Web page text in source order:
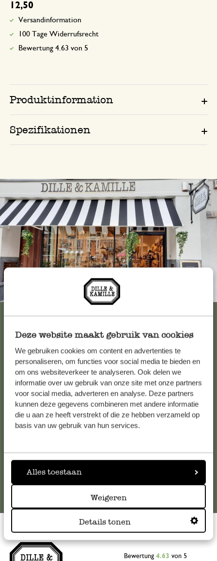
Deze website maakt gebruik van cookies
We gebruiken cookies om content en advertenties te
personaliseren, om functies voor social media te bieden en
om ons websiteverkeer te analyseren. Ook delen we
informatie over uw gebruik van onze site met onze partners
voor social media, adverteren en analyse. Deze partners
kunnen deze gegevens combineren met andere informatie
die u aan ze heeft verstrekt of die ze hebben verzameld op
basis van uw gebruik van hun services.
Alles toestaan
Weigeren
Details tonen
12,50
Versandinformation
100 Tage Widerrufsrecht
Bewertung 4.63 von 5
Produktinformation
Spezifikationen
Immer in der Nähe
Kundenservice/Hilfe
Falls Sie Fragen haben oder Tipps und Hilfe brauchen, wenden
Sie sich bitte an unseren Kundenservice. Oder lesen Sie hier
die Antworten aufhäufig gestellte Fragen.
Online-Kundenservice
Bewertung 4.63 von 5